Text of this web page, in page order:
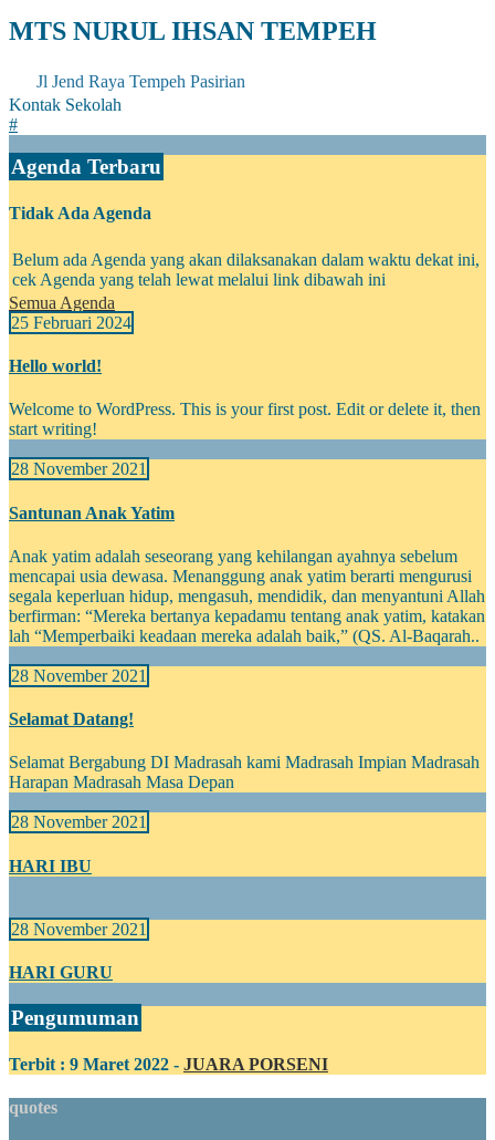
MTS NURUL IHSAN TEMPEH
Jl Jend Raya Tempeh Pasirian
Kontak Sekolah
#
Agenda Terbaru
Tidak Ada Agenda
Belum ada Agenda yang akan dilaksanakan dalam waktu dekat ini,
cek Agenda yang telah lewat melalui link dibawah ini
Semua Agenda
25 Februari 2024
Hello world!
Welcome to WordPress. This is your first post. Edit or delete it, then
start writing!
28 November 2021
Santunan Anak Yatim
Anak yatim adalah seseorang yang kehilangan ayahnya sebelum
mencapai usia dewasa. Menanggung anak yatim berarti mengurusi
segala keperluan hidup, mengasuh, mendidik, dan menyantuni Allah
berfirman: “Mereka bertanya kepadamu tentang anak yatim, katakan
lah “Memperbaiki keadaan mereka adalah baik,” (QS. Al-Baqarah..
28 November 2021
Selamat Datang!
Selamat Bergabung DI Madrasah kami Madrasah Impian Madrasah
Harapan Madrasah Masa Depan
28 November 2021
HARI IBU
28 November 2021
HARI GURU
Pengumuman
Terbit : 9 Maret 2022 - JUARA PORSENI
quotes